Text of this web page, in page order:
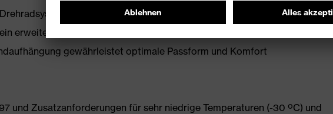
für eine stufenlose Weitenregulierung
erweitertes Blickfeld nach oben
gewährleistet optimale Passform und Komfort
und Zusatzanforderungen für sehr niedrige Temperaturen (-30 ºC) und